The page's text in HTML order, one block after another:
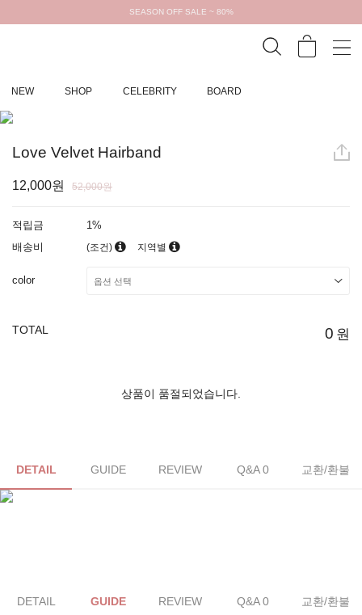
SEASON OFF SALE ~ 80%
NEW SHOP CELEBRITY BOARD
Love Velvet Hairband
12,000원 52,000원
적립금
1%
배송비
(조건) 지역별
color
TOTAL 0 원
상품이 품절되었습니다.
DETAIL GUIDE REVIEW Q&A 0 교환/환불
DETAIL GUIDE REVIEW Q&A 0 교환/환불